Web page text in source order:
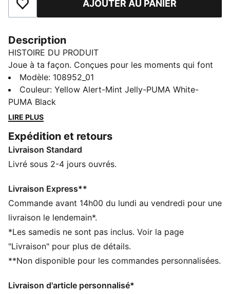
Ajouter aux favorisAJOUTER AU PANIER
Description
HISTOIRE DU PRODUIT
Joue à ta façon. Conçues pour les moments qui font
basculer un match, les FUTURE 9 MATCH offrent aux
créateurs de jeu l’agilité nécessaire pour transformer la
pression en opportunité. Pensées pour un ajustement
personnalisé, ces chaussures mi-montantes sont
mouvements, ainsi que d’un maintien ciblé au médio-
pied pour un verrouillage optimal. Les zones de grip
garantissent un toucher précis pour que chaque
CARACTÉRISTIQUES + AVANTAGES
La tige des chaussures est composée d’au moins 20 %
de matériaux recyclés
Largeur : Coupe régulière à large
Bout : Arrondi
Fermeture : Fermeture à lacets
Talon : Talon plat
Modèle: 108952_01
Couleur: Yellow Alert-Mint Jelly-PUMA White-
PUMA Black
LIRE PLUS
Expédition et retours
Livraison Standard
Livré sous 2-4 jours ouvrés.
Livraison Express**
Commande avant 14h00 du lundi au vendredi pour une
livraison le lendemain*.
*Les samedis ne sont pas inclus. Voir la page
"Livraison" pour plus de détails.
**Non disponible pour les commandes personnalisées.
Livraison d'article personnalisé*